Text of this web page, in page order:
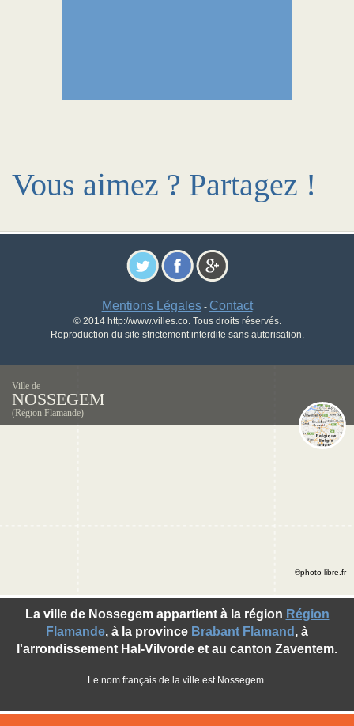
Vous aimez ? Partagez !
Mentions Légales- Contact
© 2014 http://www.villes.co. Tous droits réservés.
Reproduction du site strictement interdite sans autorisation.
Ville de
NOSSEGEM
(Région Flamande)
La ville de Nossegem appartient à la région Région
Flamande, à la province Brabant Flamand , à
l'arrondissement Hal-Vilvorde et au canton Zaventem.
Le nom français de la ville est Nossegem.
©photo-libre.fr